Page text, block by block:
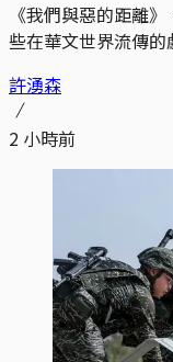
《我們與惡的距離
些在華文世界流傳的
許湧森
2 小時前